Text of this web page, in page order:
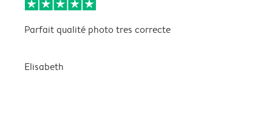
Parfait qualité photo tres correcte
Elisabeth